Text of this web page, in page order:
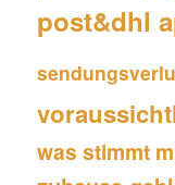
post&dhl
was stimmt